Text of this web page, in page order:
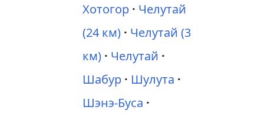
Хотогор
Челутай
(24 км)
Челутай (3
км)
Челутай
Шабур
Шулута
Шэнэ-Буса